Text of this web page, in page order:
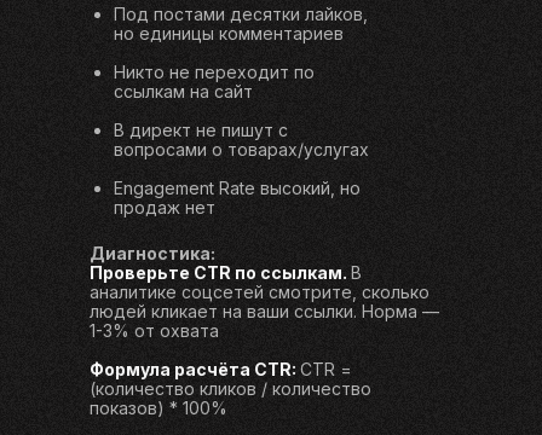
Под постами десятки лайков,
но единицы комментариев
Никто не переходит по
ссылкам на сайт
В директ не пишут с
вопросами о товарах/услугах
Engagement Rate высокий, но
продаж нет
Диагностика:
Проверьте CTR по ссылкам. В
аналитике соцсетей смотрите, сколько
людей кликает на ваши ссылки. Норма —
1-3% от охвата
Формула расчёта CTR: CTR =
(количество кликов / количество
показов) * 100%